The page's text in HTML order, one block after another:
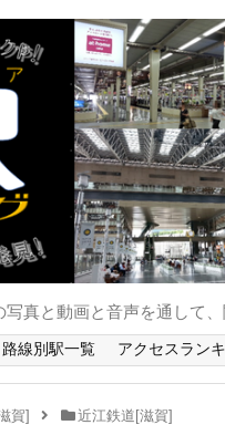
写真と動画と音声を通して
路線別駅一覧 アクセスラン
賀] 近江鉄道[滋賀]